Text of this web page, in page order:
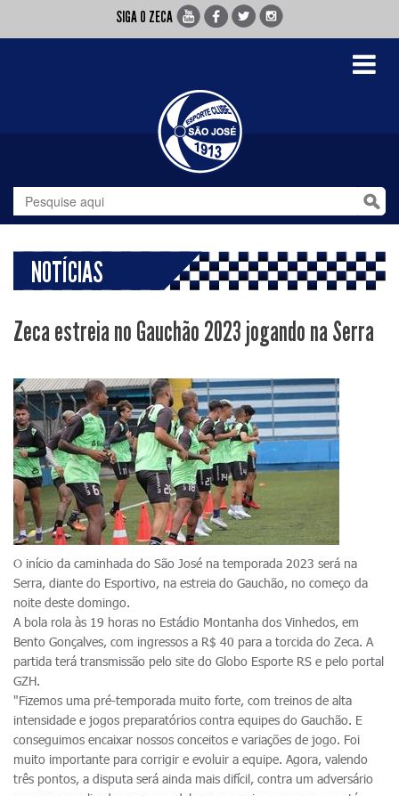
SIGA O ZECA
Toggle
NOTÍCIAS
Zeca estreia no Gauchão 2023 jogando na Serra
O início da caminhada do São José na temporada 2023 será na
Serra, diante do Esportivo, na estreia do Gauchão, no começo da
noite deste domingo.
A bola rola às 19 horas no Estádio Montanha dos Vinhedos, em
Bento Gonçalves, com ingressos a R$ 40 para a torcida do Zeca. A
partida terá transmissão pelo site do Globo Esporte RS e pelo portal
GZH.
"Fizemos uma pré-temporada muito forte, com treinos de alta
intensidade e jogos preparatórios contra equipes do Gauchão. E
conseguimos encaixar nossos conceitos e variações de jogo. Foi
muito importante para corrigir e evoluir a equipe. Agora, valendo
três pontos, a disputa será ainda mais difícil, contra um adversário